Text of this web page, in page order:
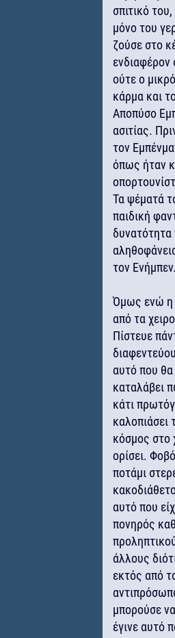
σπιτικό
μόνο του
ζούσε στο
ενδιαφέρον
ούτε ο
κάρμα και
Αποπύσο
ασιτίας.
τον
όπως ήταν
Τα ψέματά
παιδική
δυνατότητα
τον
Όμως ενώ η
από τα
Πίστευε
αυτό που
καταλάβει
κάτι
καλοπιάσει
κόσμος στο
ορίσει.
ποτάμι
αυτό που
πονηρός
άλλους
εκτός από
μπορούσε
έγινε αυτό